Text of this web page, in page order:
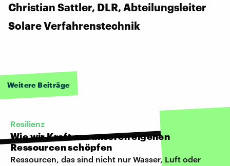
Christian Sattler, DLR, Abteilungsleiter
Solare Verfahrenstechnik
Weitere Beiträge
Resilienz
Wie wir Kraft aus unseren eigenen
Ressourcen schöpfen
Ressourcen, das sind nicht nur Wasser, Luft oder